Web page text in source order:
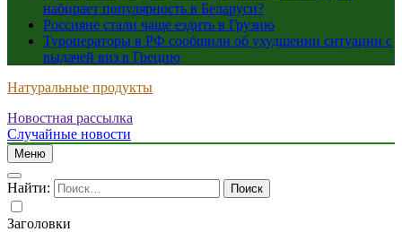
набирает популярность в Беларуси?
Россияне стали чаще ездить в Грузию
Туроператоры в РФ сообщили об ухудшении ситуации с
выдачей виз в Грецию
Натуральные продукты
Новостная рассылка
Случайные новости
Меню
Найти:
Заголовки